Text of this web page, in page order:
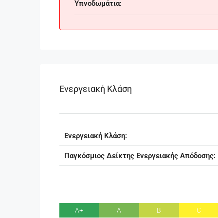
Υπνοδωμάτια:
Ενεργειακή Κλάση
Ενεργειακή Κλάση:
Παγκόσμιος Δείκτης Ενεργειακής Απόδοσης:
A+ A B C